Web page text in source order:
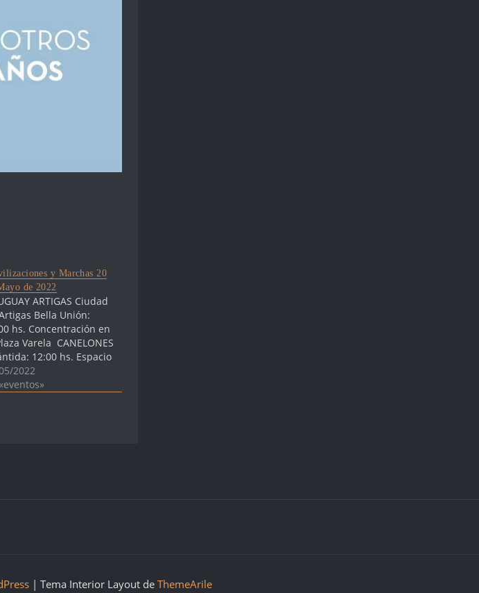
y Marchas 20
de 2022
ARTIGAS Ciudad
Bella Unión:
hs. Concentración en
Varela CANELONES
12:00 hs. Espacio
Memoria Luisa Cuesta:
Desaparecidos
2022
| Tema Interior Layout de ThemeArile